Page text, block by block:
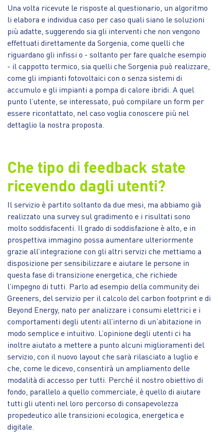
Una volta ricevute le risposte al questionario, un algoritmo
li elabora e individua caso per caso quali siano le soluzioni
più adatte, suggerendo sia gli interventi che non vengono
effettuati direttamente da Sorgenia, come quelli che
riguardano gli infissi o - soltanto per fare qualche esempio
- il cappotto termico, sia quelli che Sorgenia può realizzare,
come gli impianti fotovoltaici con o senza sistemi di
accumulo e gli impianti a pompa di calore ibridi. A quel
punto l’utente, se interessato, può compilare un form per
essere ricontattato, nel caso voglia conoscere più nel
dettaglio la nostra proposta.
Che tipo di feedback state
ricevendo dagli utenti?
Il servizio è partito soltanto da due mesi, ma abbiamo già
realizzato una survey sul gradimento e i risultati sono
molto soddisfacenti. Il grado di soddisfazione è alto, e in
prospettiva immagino possa aumentare ulteriormente
grazie all’integrazione con gli altri servizi che mettiamo a
disposizione per sensibilizzare e aiutare le persone in
questa fase di transizione energetica, che richiede
l’impegno di tutti. Parlo ad esempio della community dei
Greeners, del servizio per il calcolo del carbon footprint e di
Beyond Energy, nato per analizzare i consumi elettrici e i
comportamenti degli utenti all’interno di un’abitazione in
modo semplice e intuitivo. L’opinione degli utenti ci ha
inoltre aiutato a mettere a punto alcuni miglioramenti del
servizio, con il nuovo layout che sarà rilasciato a luglio e
che, come le dicevo, consentirà un ampliamento delle
modalità di accesso per tutti. Perché il nostro obiettivo di
fondo, parallelo a quello commerciale, è quello di aiutare
tutti gli utenti nel loro percorso di consapevolezza
propedeutico alle transizioni ecologica, energetica e
digitale.